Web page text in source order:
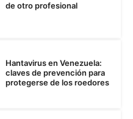
de otro profesional
Hantavirus en Venezuela:
claves de prevención para
protegerse de los roedores